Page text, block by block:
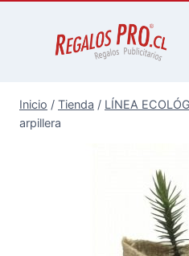
Inicio / Tienda / LÍNEA
arpillera